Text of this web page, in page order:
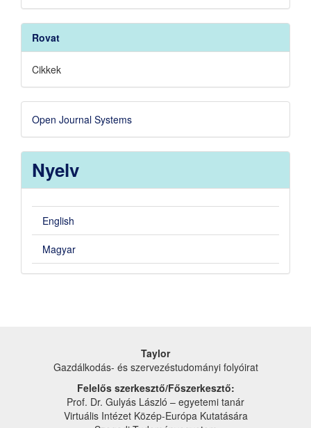
Rovat
Cikkek
Developed
By
Open Journal Systems
Nyelv
English
Magyar
Taylor
Gazdálkodás- és szervezéstudományi folyóirat
Felelős szerkesztő/Főszerkesztő:
Prof. Dr. Gulyás László – egyetemi tanár
Virtuális Intézet Közép-Európa Kutatására